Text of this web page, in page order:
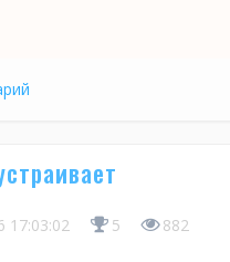
17:03:02 5 882